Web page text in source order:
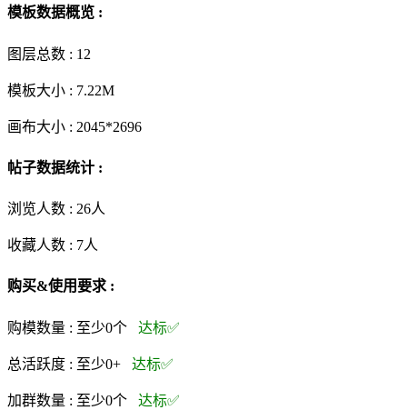
模板数据概览 :
图层总数 : 12
模板大小 : 7.22M
画布大小 : 2045*2696
帖子数据统计 :
浏览人数 : 26人
收藏人数 : 7人
购买&使用要求 :
购模数量 : 至少0个 达标✅
总活跃度 : 至少0+ 达标✅
加群数量 : 至少0个 达标✅